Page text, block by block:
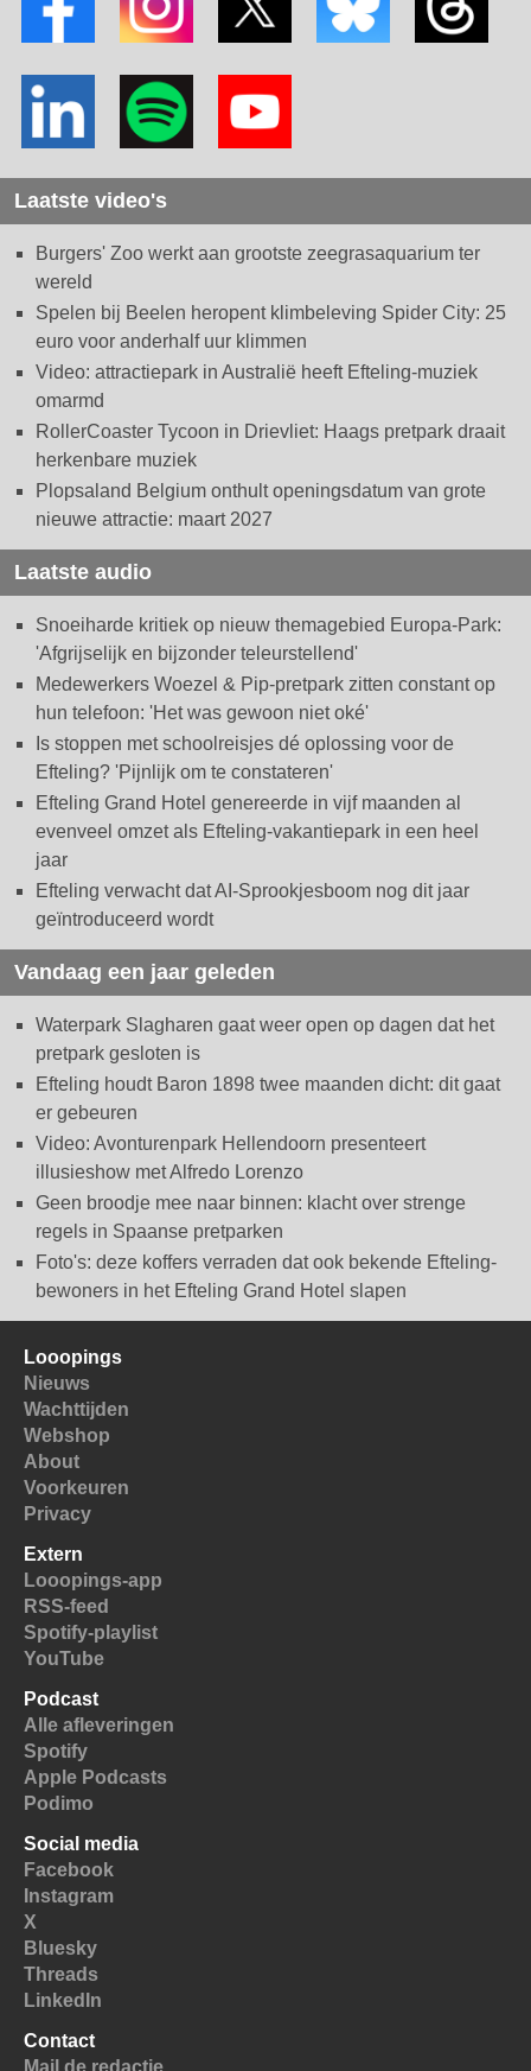
Laatste video's
Burgers' Zoo werkt aan grootste zeegrasaquarium ter
wereld
Spelen bij Beelen heropent klimbeleving Spider City: 25
euro voor anderhalf uur klimmen
Video: attractiepark in Australië heeft Efteling-muziek
omarmd
RollerCoaster Tycoon in Drievliet: Haags pretpark draait
herkenbare muziek
Plopsaland Belgium onthult openingsdatum van grote
nieuwe attractie: maart 2027
Laatste audio
Snoeiharde kritiek op nieuw themagebied Europa-Park:
'Afgrijselijk en bijzonder teleurstellend'
Medewerkers Woezel & Pip-pretpark zitten constant op
hun telefoon: 'Het was gewoon niet oké'
Is stoppen met schoolreisjes dé oplossing voor de
Efteling? 'Pijnlijk om te constateren'
Efteling Grand Hotel genereerde in vijf maanden al
evenveel omzet als Efteling-vakantiepark in een heel
jaar
Efteling verwacht dat AI-Sprookjesboom nog dit jaar
geïntroduceerd wordt
Vandaag een jaar geleden
Waterpark Slagharen gaat weer open op dagen dat het
pretpark gesloten is
Efteling houdt Baron 1898 twee maanden dicht: dit gaat
er gebeuren
Video: Avonturenpark Hellendoorn presenteert
illusieshow met Alfredo Lorenzo
Geen broodje mee naar binnen: klacht over strenge
regels in Spaanse pretparken
Foto's: deze koffers verraden dat ook bekende Efteling-
bewoners in het Efteling Grand Hotel slapen
Looopings
Nieuws
Wachttijden
Webshop
About
Voorkeuren
Privacy
Extern
Looopings-app
RSS-feed
Spotify-playlist
YouTube
Podcast
Alle afleveringen
Spotify
Apple Podcasts
Podimo
Social media
Facebook
Instagram
X
Bluesky
Threads
LinkedIn
Contact
Mail de redactie